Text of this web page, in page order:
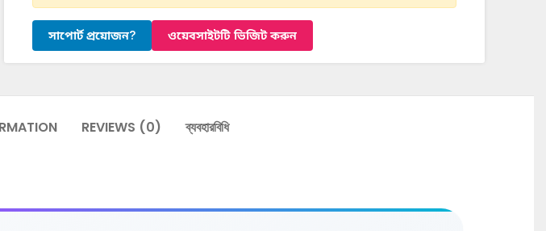
সাপোর্ট প্রয়োজন? ওয়েবসাইটটি ভিজিট করুন
REVIEWS (0) ব্যবহারবিধি